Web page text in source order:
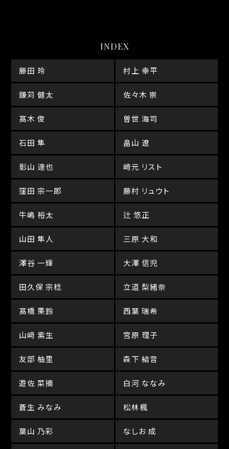
INDEX
藤田 玲 村上 幸平
鎌苅 健太 佐々木 崇
髙木 俊 曽世 海司
石田 隼 畠山 遼
影山 達也 崎元 リスト
窪田 宗一郎 藤村 リュウト
牛嶋 裕太 辻 悠正
山田 隼人 三原 大和
澤谷 一輝 大澤 信児
田久保 宗稔 立道 梨緒奈
髙橋 果鈴 西葉 瑞希
山﨑 紫生 宮原 理子
友部 柚里 森下 結音
遊佐 菜摘 白河 ななみ
蒼生 みなみ 松林楓
葉山 乃彩 なしお 成